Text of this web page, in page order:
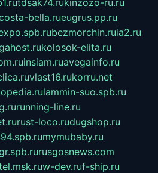
tdsak74.rukinzozo-ru.ru
bella.rueugrus.pp.ru
bezmorchin.ruia2.ru
kolosok-elita.ru
insiam.ruavegainfo.ru
vlast16.rukorru.net
lammin-suo.spb.ru
running-line.ru
rust-loco.rudugshop.ru
mymubaby.ru
rusgosnews.com
w-dev.ruf-ship.ru